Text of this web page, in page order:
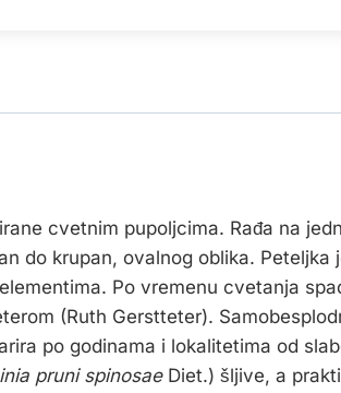
cvetnim pupoljcima. Rađa na
do krupan, ovalnog oblika. Peteljka
Po vremenu cvetanja
(Ruth Gerstteter).
po godinama i lokalitetima od
pruni spinosaeDiet.) šljive, a